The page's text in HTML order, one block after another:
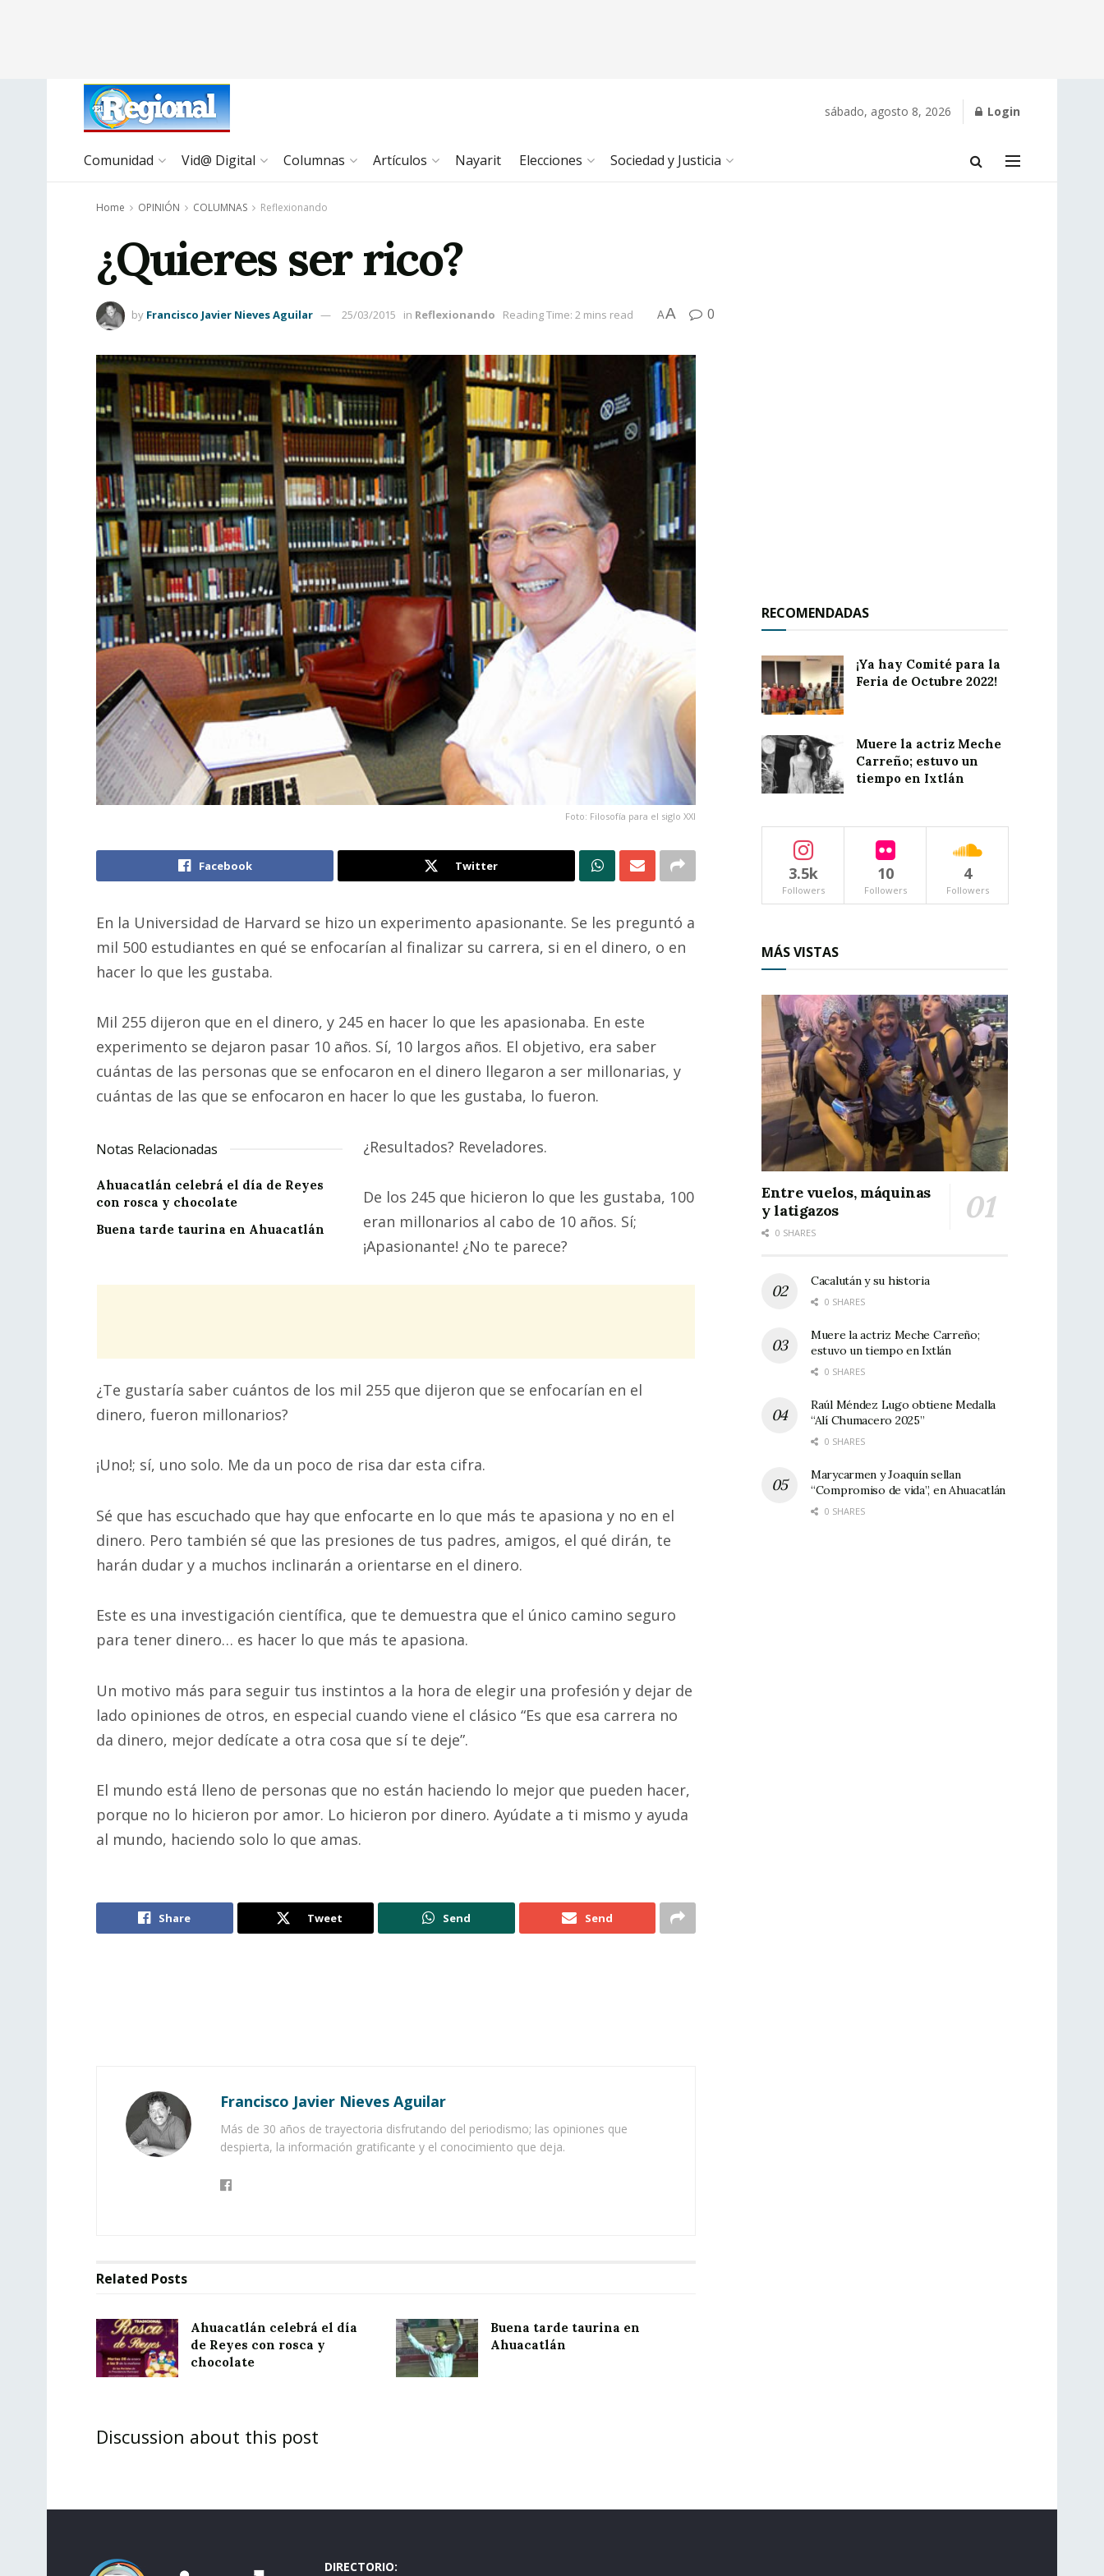
sábado, agosto 8, 2026 Login
Comunidad Vid@ Digital Columnas Artículos Nayarit Elecciones Sociedad y Justicia
Home OPINIÓN COLUMNAS Reflexionando
¿Quieres ser rico?
by Francisco Javier Nieves Aguilar 25/03/2015 in Reflexionando Reading Time: 2 mins read AA 0
Foto: Filosofía para el siglo XXI
Facebook Twitter
En la Universidad de Harvard se hizo un experimento apasionante. Se les preguntó a
mil 500 estudiantes en qué se enfocarían al finalizar su carrera, si en el dinero, o en
hacer lo que les gustaba.
Mil 255 dijeron que en el dinero, y 245 en hacer lo que les apasionaba. En este
experimento se dejaron pasar 10 años. Sí, 10 largos años. El objetivo, era saber
cuántas de las personas que se enfocaron en el dinero llegaron a ser millonarias, y
cuántas de las que se enfocaron en hacer lo que les gustaba, lo fueron.
Notas Relacionadas
Ahuacatlán celebrá el día de Reyes
con rosca y chocolate
Buena tarde taurina en Ahuacatlán
¿Resultados? Reveladores.
De los 245 que hicieron lo que les gustaba, 100
eran millonarios al cabo de 10 años. Sí;
¡Apasionante! ¿No te parece?
¿Te gustaría saber cuántos de los mil 255 que dijeron que se enfocarían en el
dinero, fueron millonarios?
¡Uno!; sí, uno solo. Me da un poco de risa dar esta cifra.
Sé que has escuchado que hay que enfocarte en lo que más te apasiona y no en el
dinero. Pero también sé que las presiones de tus padres, amigos, el qué dirán, te
harán dudar y a muchos inclinarán a orientarse en el dinero.
Este es una investigación científica, que te demuestra que el único camino seguro
para tener dinero… es hacer lo que más te apasiona.
Un motivo más para seguir tus instintos a la hora de elegir una profesión y dejar de
lado opiniones de otros, en especial cuando viene el clásico “Es que esa carrera no
da dinero, mejor dedícate a otra cosa que sí te deje”.
El mundo está lleno de personas que no están haciendo lo mejor que pueden hacer,
porque no lo hicieron por amor. Lo hicieron por dinero. Ayúdate a ti mismo y ayuda
al mundo, haciendo solo lo que amas.
Share Tweet Send Send
Francisco Javier Nieves Aguilar
Más de 30 años de trayectoria disfrutando del periodismo; las opiniones que
despierta, la información gratificante y el conocimiento que deja.
Related Posts
Ahuacatlán celebrá el día
de Reyes con rosca y
chocolate
Buena tarde taurina en
Ahuacatlán
Discussion about this post
RECOMENDADAS
¡Ya hay Comité para la
Feria de Octubre 2022!
Muere la actriz Meche
Carreño; estuvo un
tiempo en Ixtlán
3.5k
Followers
10
Followers
4
Followers
MÁS VISTAS
Entre vuelos, máquinas
y latigazos
0 SHARES
Cacalután y su historia
0 SHARES
Muere la actriz Meche Carreño;
estuvo un tiempo en Ixtlán
0 SHARES
Raúl Méndez Lugo obtiene Medalla
“Alí Chumacero 2025”
0 SHARES
Marycarmen y Joaquín sellan
“Compromiso de vida”, en Ahuacatlán
0 SHARES
DIRECTORIO: